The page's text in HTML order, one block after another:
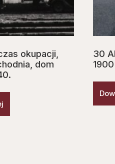
okupacji,
dom
30